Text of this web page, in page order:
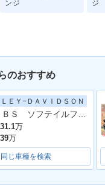
ンジ
ジ
2013年 FLS Softail
Slim・カラーチェン
ジ
のおすすめ
ＬＥＹ−ＤＡＶＩＤＳＯＮ
ＦＬＦＢＳ ソフテイルファットボーイ１１４
万
万
じ車種を検索